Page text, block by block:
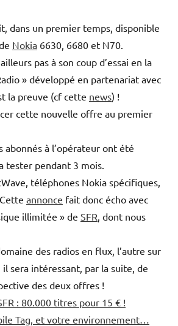
dans un premier temps, disponible
Nokia 6630, 6680 et N70.
pas à son coup d’essai en la
» développé en partenariat avec
la preuve (cf cette news) !
cette nouvelle offre au premier
abonnés à l’opérateur ont été
tester pendant 3 mois.
téléphones Nokia spécifiques,
annonce fait donc écho avec
illimitée » de SFR , dont nous
des radios en flux, l’autre sur
sera intéressant, par la suite, de
des deux offres !
: 80.000 titres pour 15 € !
Tag, et votre environnement…